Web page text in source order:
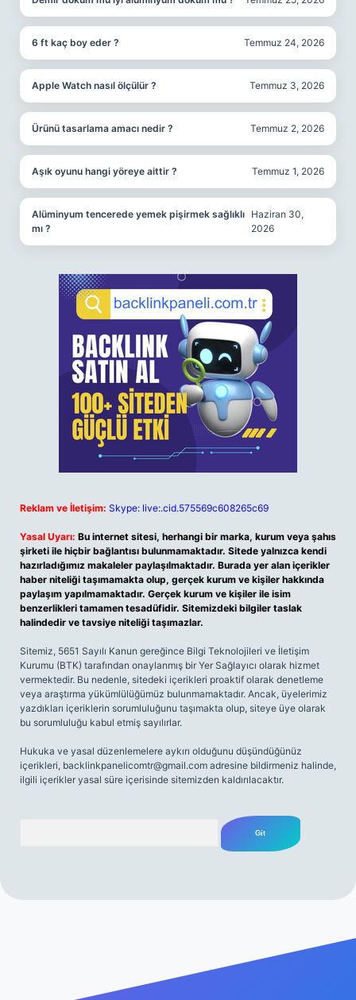
6 ft kaç boy eder ? Temmuz 24, 2026
Apple Watch nasıl ölçülür ? Temmuz 3, 2026
Ürünü tasarlama amacı nedir ? Temmuz 2, 2026
Aşık oyunu hangi yöreye aittir ? Temmuz 1, 2026
Alüminyum tencerede yemek pişirmek sağlıklı
mı ?
Haziran 30,
2026
Reklam ve İletişim: Skype: live:.cid.575569c608265c69
Yasal Uyarı: Bu internet sitesi, herhangi bir marka, kurum veya şahıs
şirketi ile hiçbir bağlantısı bulunmamaktadır. Sitede yalnızca kendi
hazırladığımız makaleler paylaşılmaktadır. Burada yer alan içerikler
haber niteliği taşımamakta olup, gerçek kurum ve kişiler hakkında
paylaşım yapılmamaktadır. Gerçek kurum ve kişiler ile isim
benzerlikleri tamamen tesadüfidir. Sitemizdeki bilgiler taslak
halindedir ve tavsiye niteliği taşımazlar.
Sitemiz, 5651 Sayılı Kanun gereğince Bilgi Teknolojileri ve İletişim
Kurumu (BTK) tarafından onaylanmış bir Yer Sağlayıcı olarak hizmet
vermektedir. Bu nedenle, sitedeki içerikleri proaktif olarak denetleme
veya araştırma yükümlülüğümüz bulunmamaktadır. Ancak, üyelerimiz
yazdıkları içeriklerin sorumluluğunu taşımakta olup, siteye üye olarak
bu sorumluluğu kabul etmiş sayılırlar.
Hukuka ve yasal düzenlemelere aykırı olduğunu düşündüğünüz
içerikleri, backlinkpanelicomtr@gmail.com adresine bildirmeniz halinde,
ilgili içerikler yasal süre içerisinde sitemizden kaldırılacaktır.